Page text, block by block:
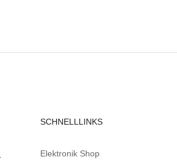
SCHNELLLINKS
Elektronik Shop